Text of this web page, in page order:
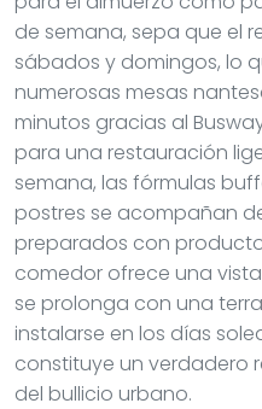
de semana, sepa que el
sábados y domingos, lo
numerosas mesas
minutos gracias al
para una restauración
semana, las fórmulas
postres se acompañan
preparados con
comedor ofrece una
se prolonga con una
instalarse en los días
constituye un verdadero
del bullicio urbano.